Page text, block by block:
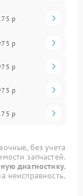
р
р
р
р
р
без учета
запчастей.
диагностику.
неисправность.